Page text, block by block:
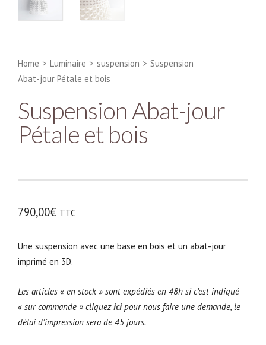
Home > Luminaire > suspension > Suspension
Abat-jour Pétale et bois
Suspension Abat-jour
Pétale et bois
790,00€ TTC
Une suspension avec une base en bois et un abat-jour
imprimé en 3D.
Les articles « en stock » sont expédiés en 48h si c’est indiqué
« sur commande » cliquezicipour nous faire une demande, le
délai d’impression sera de 45 jours.